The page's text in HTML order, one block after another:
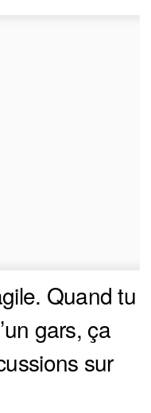
Quand tu
gars, ça
sur